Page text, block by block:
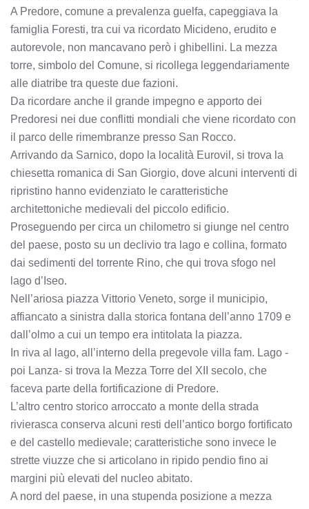
A Predore, comune a prevalenza guelfa, capeggiava la
famiglia Foresti, tra cui va ricordato Micideno, erudito e
autorevole, non mancavano però i ghibellini. La mezza
torre, simbolo del Comune, si ricollega leggendariamente
alle diatribe tra queste due fazioni.
Da ricordare anche il grande impegno e apporto dei
Predoresi nei due conflitti mondiali che viene ricordato con
il parco delle rimembranze presso San Rocco.
Arrivando da Sarnico, dopo la località Eurovil, si trova la
chiesetta romanica di San Giorgio, dove alcuni interventi di
ripristino hanno evidenziato le caratteristiche
architettoniche medievali del piccolo edificio.
Proseguendo per circa un chilometro si giunge nel centro
del paese, posto su un declivio tra lago e collina, formato
dai sedimenti del torrente Rino, che qui trova sfogo nel
lago d’Iseo.
Nell’ariosa piazza Vittorio Veneto, sorge il municipio,
affiancato a sinistra dalla storica fontana dell’anno 1709 e
dall’olmo a cui un tempo era intitolata la piazza.
In riva al lago, all’interno della pregevole villa fam. Lago -
poi Lanza- si trova la Mezza Torre del XII secolo, che
faceva parte della fortificazione di Predore.
L’altro centro storico arroccato a monte della strada
rivierasca conserva alcuni resti dell’antico borgo fortificato
e del castello medievale; caratteristiche sono invece le
strette viuzze che si articolano in ripido pendio fino ai
margini più elevati del nucleo abitato.
A nord del paese, in una stupenda posizione a mezza